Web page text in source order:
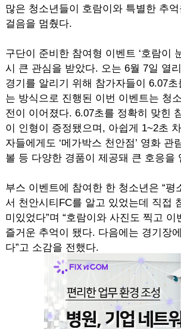
많은 청소년들이 호람이와 특별한 추
걸음을 멈췄다.
구단이 준비한 참여형 이벤트 ‘호람이
시 큰 관심을 받았다. 오는 6월 7일 열
경기를 알리기 위해 참가자들이 6.07초
는 방식으로 진행된 이번 이벤트는 청
전이 이어졌다. 6.07초를 정확히 맞힌
이 인형이 증정됐으며, 아쉽게 1~2초
자들에게도 ‘메가박스 천안점’ 영화 관
볼 등 다양한 경품이 제공돼 큰 호응을
부스 이벤트에 참여한 한 청소년은 “평
서 천안시티FC를 알고 있었는데 직접
미있었다”며 “호람이와 사진도 찍고 이
즐거운 추억이 됐다. 다음에는 경기장
다”고 소감을 전했다.